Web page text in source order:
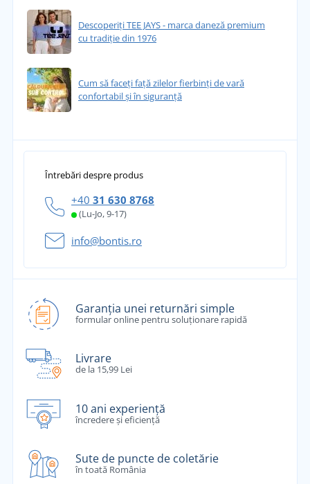
Descoperiți TEE JAYS - marca daneză premium
cu tradiție din 1976
Cum să faceți față zilelor fierbinți de vară
confortabil și în siguranță
Întrebări despre produs
+40 31 630 8768
(Lu-Jo, 9-17)
info@bontis.ro
Garanția unei returnări simple
formular online pentru soluționare rapidă
Livrare
de la 15,99 Lei
10 ani experiență
încredere și eficiență
Sute de puncte de coletărie
în toată România